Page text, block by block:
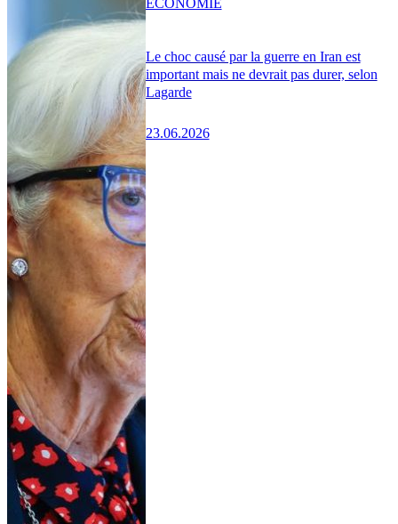
Le choc causé par la guerre en Iran est
important mais ne devrait pas durer, selon
Lagarde
23.06.2026